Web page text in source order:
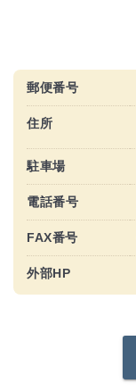
郵便番号
住所
駐車場
電話番号
FAX番号
外部HP